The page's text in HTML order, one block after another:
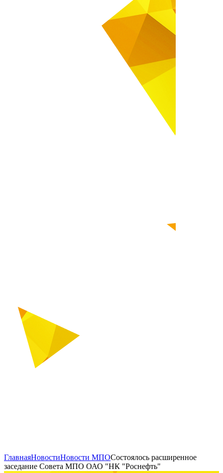
ГлавнаяНовостиНовости МПОСостоялось расширенное
заседание Совета МПО ОАО "НК "Роснефть"